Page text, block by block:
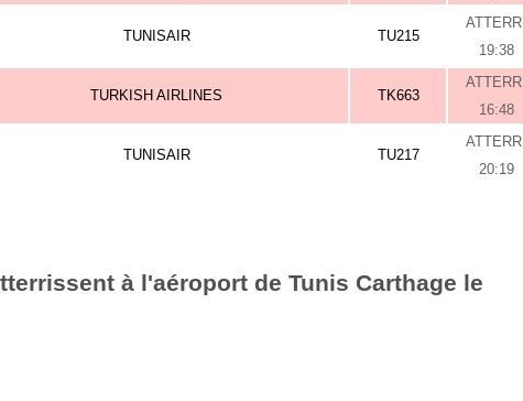
TUNISAIR TU215
ATTERRI
19:38
TURKISH AIRLINES TK663
ATTERRI
16:48
TUNISAIR TU217
ATTERRI
20:19
à l'aéroport de Tunis Carthage le